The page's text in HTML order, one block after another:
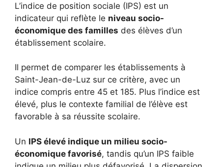
L’indice de position sociale (IPS) est un
indicateur qui reflète le niveau socio-
économique des familles des élèves d’un
établissement scolaire.
Il permet de comparer les établissements à
Saint-Jean-de-Luz sur ce critère, avec un
indice compris entre 45 et 185. Plus l’indice est
élevé, plus le contexte familial de l’élève est
favorable à sa réussite scolaire.
Un IPS élevé indique un milieu socio-
économique favorisé, tandis qu’un IPS faible